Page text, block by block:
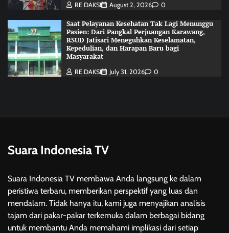
RE DAKSI August 2, 2026 0
Saat Pelayanan Kesehatan Tak Lagi Menunggu
Pasien: Dari Pangkal Perjuangan Karawang,
RSUD Jatisari Meneguhkan Keselamatan,
Kepedulian, dan Harapan Baru bagi
Masyarakat
RE DAKSI July 31, 2026 0
Suara Indonesia TV
Suara Indonesia TV membawa Anda langsung ke dalam
peristiwa terbaru, memberikan perspektif yang luas dan
mendalam. Tidak hanya itu, kami juga menyajikan analisis
tajam dari pakar-pakar terkemuka dalam berbagai bidang
untuk membantu Anda memahami implikasi dari setiap